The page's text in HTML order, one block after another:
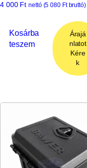
4 000 Ft nettó (5 080 Ftbruttó)
Kosárba
teszem
Árajá
nlatot
Kére
k